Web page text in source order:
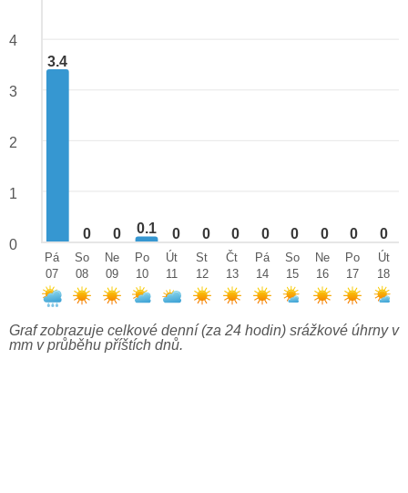
3.4
0 0 0.1 0 0 0 0 0 0 0 0
4
3
2
1
0
Pá
07
So
08
Ne
09
Po
10
Út
11
St
12
Čt
13
Pá
14
So
15
Ne
16
Po
17
Út
18
Graf zobrazuje celkové denní (za 24 hodin) srážkové úhrny v
mm v průběhu příštích dnů.